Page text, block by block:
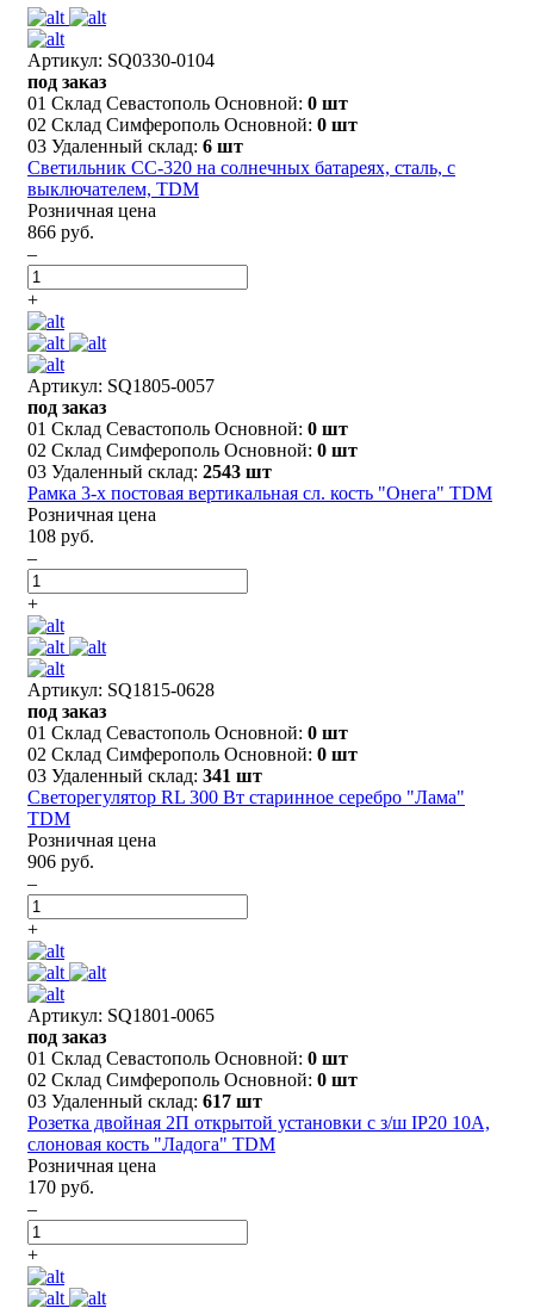
Артикул: SQ0330-0104
под заказ
01 Склад Севастополь Основной: 0 шт
02 Склад Симферополь Основной: 0 шт
03 Удаленный склад: 6 шт
Светильник СС-320 на солнечных батареях, сталь, с
выключателем, TDM
Розничная цена
866 руб.
–
+
Артикул: SQ1805-0057
под заказ
01 Склад Севастополь Основной: 0 шт
02 Склад Симферополь Основной: 0 шт
03 Удаленный склад: 2543 шт
Рамка 3-х постовая вертикальная сл. кость "Онега" TDM
Розничная цена
108 руб.
–
+
Артикул: SQ1815-0628
под заказ
01 Склад Севастополь Основной: 0 шт
02 Склад Симферополь Основной: 0 шт
03 Удаленный склад: 341 шт
Светорегулятор RL 300 Вт старинное серебро "Лама"
TDM
Розничная цена
906 руб.
–
+
Артикул: SQ1801-0065
под заказ
01 Склад Севастополь Основной: 0 шт
02 Склад Симферополь Основной: 0 шт
03 Удаленный склад: 617 шт
Розетка двойная 2П открытой установки с з/ш IP20 10А,
слоновая кость "Ладога" TDM
Розничная цена
170 руб.
–
+